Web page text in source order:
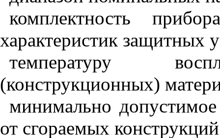
комплектность
характеристик защитных
температуру
(конструкционных)
минимально допустимое
от сгораемых